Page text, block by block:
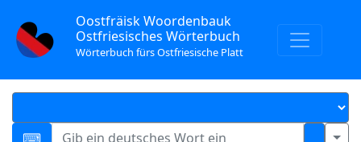
Oostfräisk Woordenbauk
Ostfriesisches Wörterbuch
Wörterbuch fürs Ostfriesische Platt